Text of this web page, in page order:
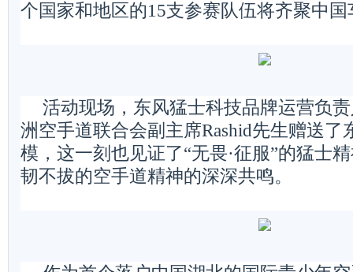
个国家和地区的15支参赛队伍将齐聚中
活动现场，东风猛士科技品牌运营负
洲空手道联合会副主席Rashid先生赠送了
模，这一刻也见证了“无畏·征服”的猛士
韧不拔的空手道精神的深深共鸣。